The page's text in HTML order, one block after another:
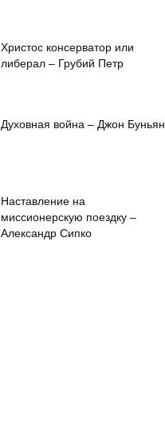
Христос консерватор или
либерал – Грубий Петр
Духовная война – Джон Буньян
Наставление на
миссионерскую поездку –
Александр Сипко